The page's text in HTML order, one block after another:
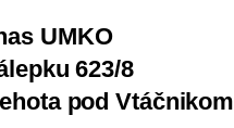
UMKO
623/8
pod Vtáčnikom